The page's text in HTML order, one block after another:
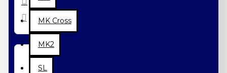
MK Cross
MK2
SL